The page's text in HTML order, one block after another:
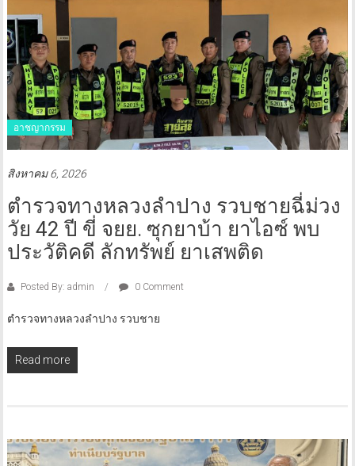
อาชญากรรม
สิงหาคม 6, 2026
ตำรวจทางหลวงลำปาง รวบชายฉี่ม่วง
วัย 42 ปี ขี่ จยย. ซุกยาบ้า ยาไอซ์ พบ
ประวัติคดี ลักทรัพย์ ยาเสพติด
Posted By: admin 0 Comment
ตำรวจทางหลวงลำปาง รวบชาย
Read more